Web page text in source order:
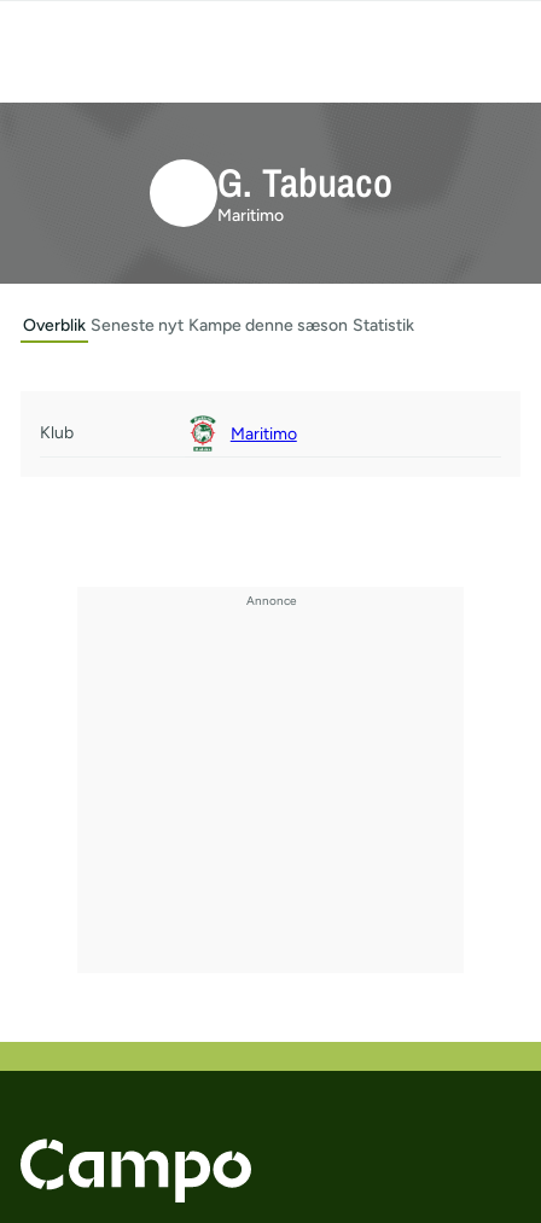
G. Tabuaco
Maritimo
Overblik Seneste nyt Kampe denne sæson Statistik
Klub Maritimo